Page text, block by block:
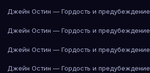
Джейн Остин — Гордость и предубеждение
Джейн Остин — Гордость и предубеждение
Джейн Остин — Гордость и предубеждение
Джейн Остин — Гордость и предубеждение